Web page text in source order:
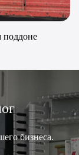
поддоне
бизнеса.